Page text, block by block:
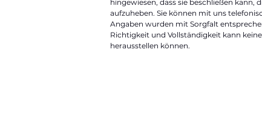
hingewiesen, dass sie beschließen kann,
aufzuheben. Sie können mit uns
Angaben wurden mit Sorgfalt
Richtigkeit und Vollständigkeit kann
herausstellen können.